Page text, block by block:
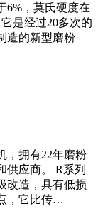
6%，莫氏硬度在
是经过20多次的
造的新型磨粉
，拥有22年磨粉
供应商。 R系列
改造，具有低损
，它比传…